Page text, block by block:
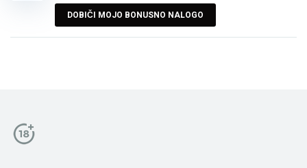
DOBIČI MOJO BONUSNO NALOGO